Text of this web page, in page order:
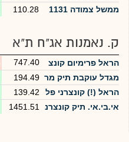
ממשל צמודה 1131
110.28
ק. נאמנות אג"ח ת"א
הראל פרימיום קונצ
רני + 25%
747.40
מגדל עוקבת תיק מר
כיב הנזילות הבנק ה
בינלאומי
194.49
הראל (!) קונצרני פל
וס
139.42
אי.בי.אי. תיק קונצרנ
1451.51